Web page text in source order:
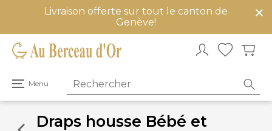
Livraison offerte sur tout le canton de
Genève!
Menu
Ouvrir
menu
principalDraps housse Bébé et